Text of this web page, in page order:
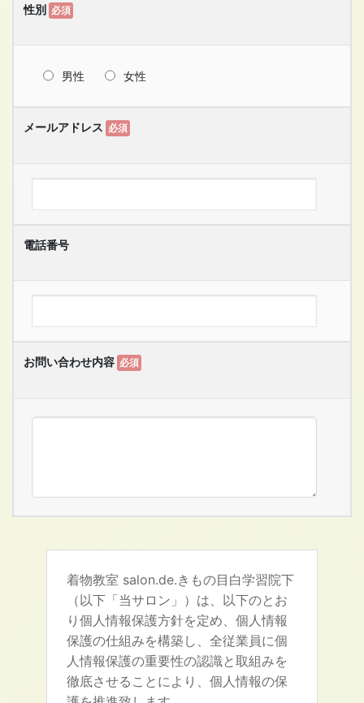
性別 必須
男性 女性
メールアドレス 必須
電話番号
お問い合わせ内容 必須
着物教室 salon.de.きもの目白学習院下
（以下「当サロン」）は、以下のとお
り個人情報保護方針を定め、個人情報
保護の仕組みを構築し、全従業員に個
人情報保護の重要性の認識と取組みを
徹底させることにより、個人情報の保